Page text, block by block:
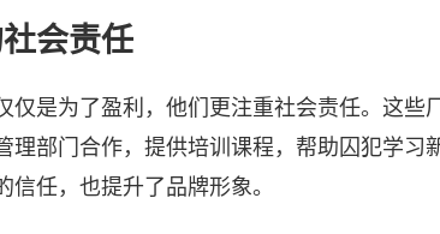
会责任
仅是为了盈利，他们更注重社会责任。这
理部门合作，提供培训课程，帮助囚犯学
任，也提升了品牌形象。